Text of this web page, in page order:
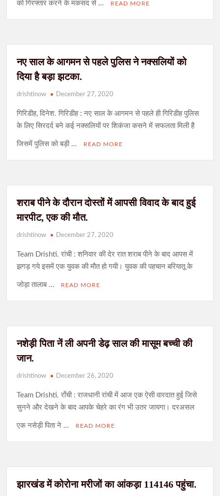
को गिरफ्तार करने के मकसद से … READ MORE
नए साल के आगमन से पहले पुलिस ने नक्सलियों को
दिया है बड़ा झटका.
drishtinow December 27, 2020
गिरिडीह, दिनेश. गिरिडीह : नए साल के आगमन से पहले ही गिरिडीह पुलिस
के लिए सिरदर्द बने कई नक्सलियों पर शिकंजा कसने में सफलता मिली है
जिसमें पुलिस को बड़ी … READ MORE
शराब पीने के दौरान दोस्तों में आपसी विवाद के बाद हुई
मारपीट, एक की मौत.
drishtinow December 27, 2020
Team Drishti. रांची : शनिवार की देर रात शराब पीने के बाद आपस में
झगड़ गये इसमें एक युवक की मौत हो गयी। युवक की पहचान बरियातू के
जोड़ा तालाब … READ MORE
नशेड़ी पिता नें ली अपनी डेढ़ साल की मासूम बच्ची की
जान.
drishtinow December 26, 2020
Team Drishti. राँची : राजधानी रांची में आज एक ऐसी वारदात हुई जिसे
सुनने और देखने के बाद आपके चेहरे का रंग भी उतर जायगा। दरअसल
एक नसेड़ी पिता ने … READ MORE
झारखंड में कोरोना मरीजों का आंकड़ा 114146 पहुंचा.